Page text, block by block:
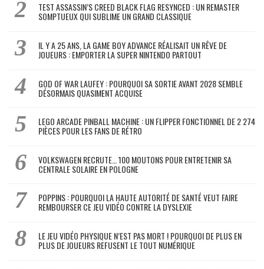
TEST ASSASSIN’S CREED BLACK FLAG RESYNCED : UN REMASTER
SOMPTUEUX QUI SUBLIME UN GRAND CLASSIQUE
IL Y A 25 ANS, LA GAME BOY ADVANCE RÉALISAIT UN RÊVE DE
JOUEURS : EMPORTER LA SUPER NINTENDO PARTOUT
GOD OF WAR LAUFEY : POURQUOI SA SORTIE AVANT 2028 SEMBLE
DÉSORMAIS QUASIMENT ACQUISE
LEGO ARCADE PINBALL MACHINE : UN FLIPPER FONCTIONNEL DE 2 274
PIÈCES POUR LES FANS DE RÉTRO
VOLKSWAGEN RECRUTE… 100 MOUTONS POUR ENTRETENIR SA
CENTRALE SOLAIRE EN POLOGNE
POPPINS : POURQUOI LA HAUTE AUTORITÉ DE SANTÉ VEUT FAIRE
REMBOURSER CE JEU VIDÉO CONTRE LA DYSLEXIE
LE JEU VIDÉO PHYSIQUE N’EST PAS MORT ! POURQUOI DE PLUS EN
PLUS DE JOUEURS REFUSENT LE TOUT NUMÉRIQUE